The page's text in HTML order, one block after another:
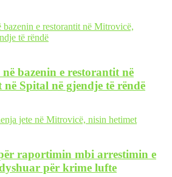
bazenin e restorantit në
Spital në gjendje të rëndë
raportimin mbi arrestimin e
për krime lufte